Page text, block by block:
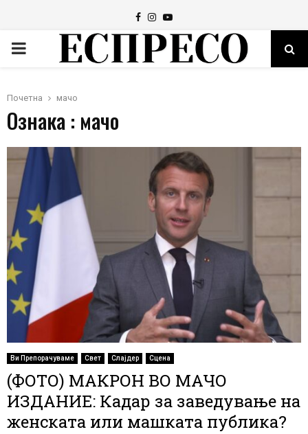
Facebook
Instagram
Youtube
PRIMARY
Почетна мачо
Ознака : мачо
Ви Препорачуваме Свет Слајдер Сцена
(ФОТО) МАКРОН ВО МАЧО
ИЗДАНИЕ: Кадар за заведување на
женската или машката публика?